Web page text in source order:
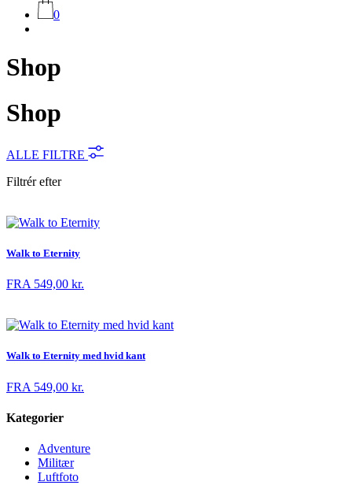
0
Shop
Shop
ALLE FILTRE
Filtrér efter
Walk to Eternity
FRA 549,00 kr.
Walk to Eternity med hvid kant
FRA 549,00 kr.
Kategorier
Adventure
Militær
Luftfoto